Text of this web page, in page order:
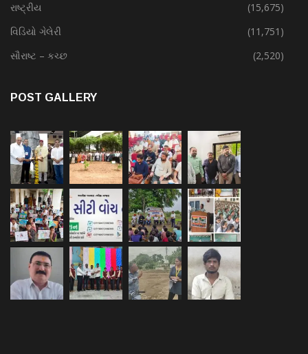
રાષ્ટ્રીય
(15,675)
વિડિયો ગેલેરી
(11,751)
સૌરાષ્ટ – કચ્છ
(2,520)
POST GALLERY